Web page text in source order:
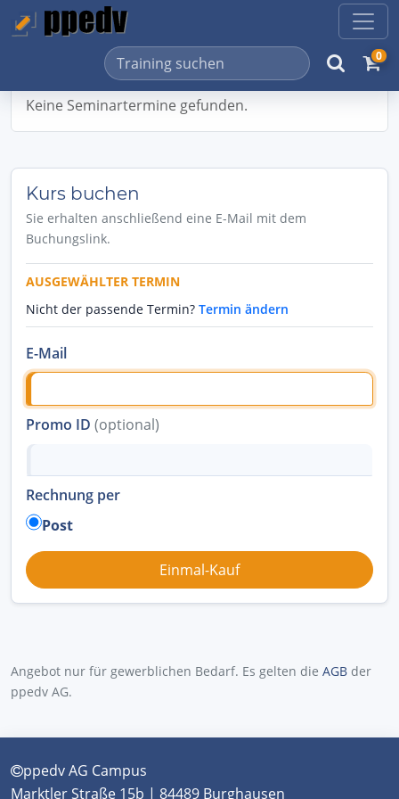
0
Keine Seminartermine gefunden.
Kurs buchen
Sie erhalten anschließend eine E-Mail mit dem
Buchungslink.
AUSGEWÄHLTER TERMIN
Nicht der passende Termin? Termin ändern
E-Mail
Promo ID (optional)
Rechnung per
Post
Angebot nur für gewerblichen Bedarf. Es gelten die AGB der
ppedv AG.
ppedv AG Campus
Marktler Straße 15b | 84489 Burghausen